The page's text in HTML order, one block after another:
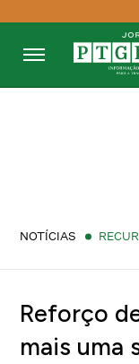
NOTÍCIAS
Reforço
mais uma